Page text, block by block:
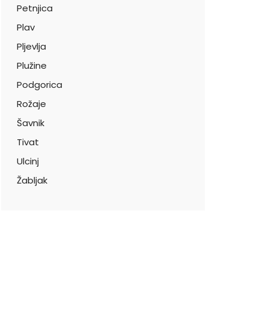
Petnjica
Plav
Pljevlja
Plužine
Podgorica
Rožaje
Šavnik
Tivat
Ulcinj
Žabljak